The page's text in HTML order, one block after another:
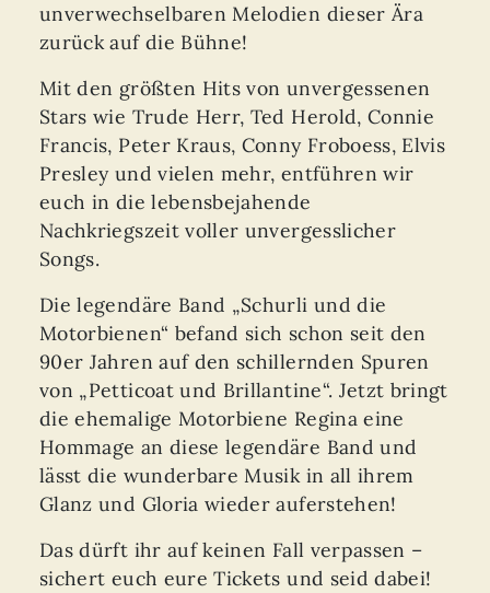
unverwechselbaren Melodien dieser Ära
zurück auf die Bühne!
Mit den größten Hits von unvergessenen
Stars wie Trude Herr, Ted Herold, Connie
Francis, Peter Kraus, Conny Froboess, Elvis
Presley und vielen mehr, entführen wir
euch in die lebensbejahende
Nachkriegszeit voller unvergesslicher
Songs.
Die legendäre Band „Schurli und die
Motorbienen“ befand sich schon seit den
90er Jahren auf den schillernden Spuren
von „Petticoat und Brillantine“. Jetzt bringt
die ehemalige Motorbiene Regina eine
Hommage an diese legendäre Band und
lässt die wunderbare Musik in all ihrem
Glanz und Gloria wieder auferstehen!
Das dürft ihr auf keinen Fall verpassen –
sichert euch eure Tickets und seid dabei!